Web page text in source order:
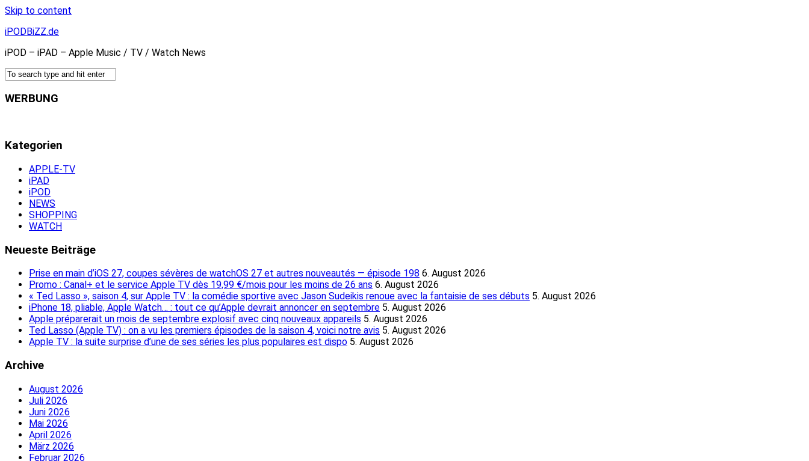
Skip to content
iPODBiZZ.de
iPOD – iPAD – Apple Music / TV / Watch News
WERBUNG
Kategorien
APPLE-TV
iPAD
iPOD
NEWS
SHOPPING
WATCH
Neueste Beiträge
Prise en main d’iOS 27, coupes sévères de watchOS 27 et autres nouveautés — épisode 198 6. August 2026
Promo : Canal+ et le service Apple TV dès 19,99 €/mois pour les moins de 26 ans 6. August 2026
« Ted Lasso », saison 4, sur Apple TV : la comédie sportive avec Jason Sudeikis renoue avec la fantaisie de ses débuts 5. August 2026
iPhone 18, pliable, Apple Watch… : tout ce qu’Apple devrait annoncer en septembre 5. August 2026
Apple préparerait un mois de septembre explosif avec cinq nouveaux appareils 5. August 2026
Ted Lasso (Apple TV) : on a vu les premiers épisodes de la saison 4, voici notre avis 5. August 2026
Apple TV : la suite surprise d’une de ses séries les plus populaires est dispo 5. August 2026
Archive
August 2026
Juli 2026
Juni 2026
Mai 2026
April 2026
März 2026
Februar 2026